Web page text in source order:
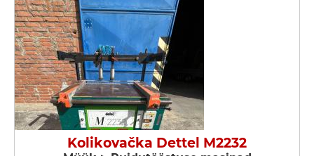
Kolikovačka Dettel M2232